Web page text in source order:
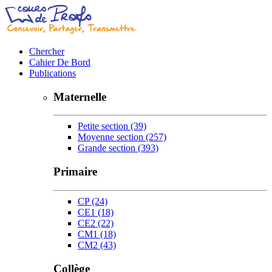
Chercher
Cahier De Bord
Publications
Maternelle
Petite section (39)
Moyenne section (257)
Grande section (393)
Primaire
CP(24)
CE1 (18)
CE2 (22)
CM1 (18)
CM2 (43)
Collège